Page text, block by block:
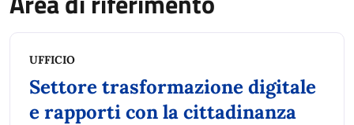
UFFICIO
Settore trasformazione digitale
e rapporti con la cittadinanza